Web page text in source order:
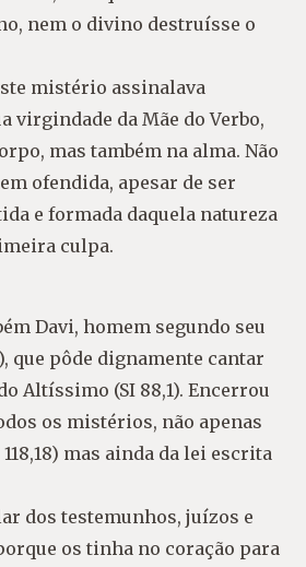
nem o divino destruísse o
mistério assinalava
virgindade da Mãe do Verbo,
mas também na alma. Não
ofendida, apesar de ser
e formada daquela natureza
culpa.
Davi, homem segundo seu
que pôde dignamente cantar
Altíssimo (SI 88,1). Encerrou
os mistérios, não apenas
mas ainda da lei escrita
dos testemunhos, juízos e
os tinha no coração para